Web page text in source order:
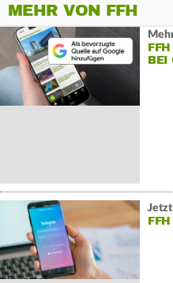
MEHR VON FFH
BEI